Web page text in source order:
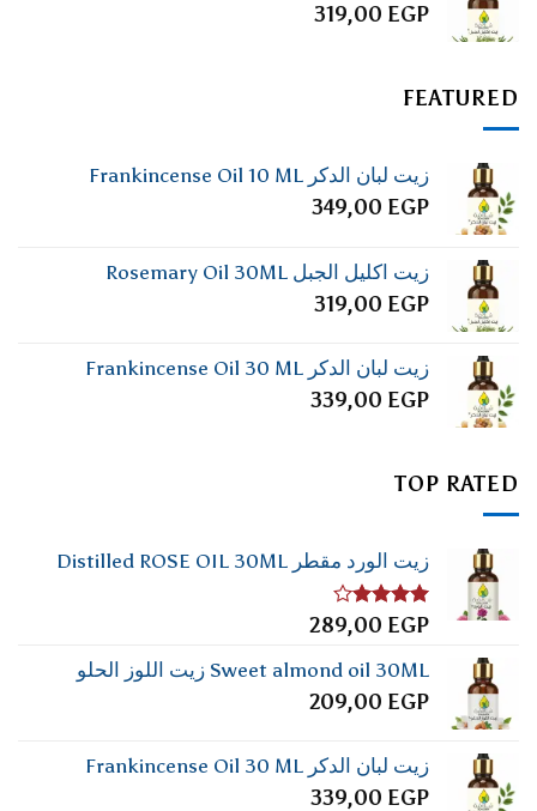
319,00 EGP
FEATURED
زيت لبان الدكر Frankincense Oil 10 ML
349,00 EGP
زيت اكليل الجبل Rosemary Oil 30ML
319,00 EGP
زيت لبان الدكر Frankincense Oil 30 ML
339,00 EGP
TOP RATED
زيت الورد مقطر Distilled ROSE OIL 30ML
تم
4.00من
5
289,00 EGP
Sweet almond oil 30ML زيت اللوز الحلو
209,00 EGP
زيت لبان الدكر Frankincense Oil 30 ML
339,00 EGP